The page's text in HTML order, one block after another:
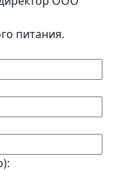
питания.